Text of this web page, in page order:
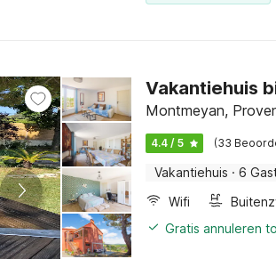
Vakantiehuis
Montmeyan,
4.4 / 5 (33
Vakantiehuis · 6
Wifi
Gratis annuleren